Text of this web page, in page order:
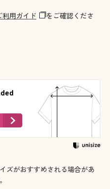
利用ガイド
をご確認くださ
ズがおすすめされる場合があ